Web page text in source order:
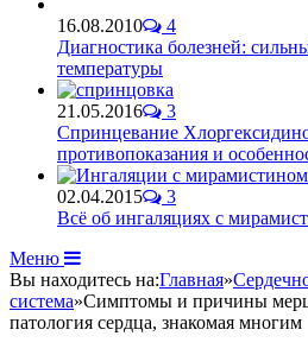
16.08.2010
4
Диагностика болезней:
температуры
21.05.2016
3
Спринцевание
противопоказания и
02.04.2015
3
Всё об ингаляциях с
Меню
Вы находитесь на:Главная»
система»Симптомы и причины
патология сердца, знакомая многим